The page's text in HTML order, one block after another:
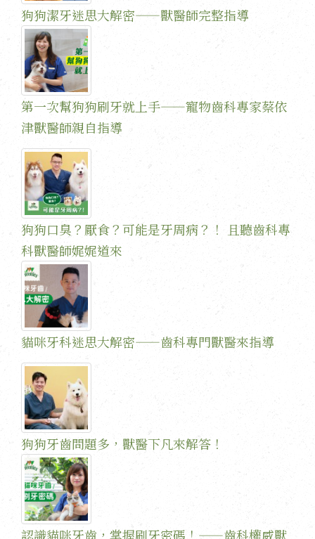
狗狗潔牙迷思大解密——獸醫師完整指導
第一次幫狗狗刷牙就上手——寵物齒科專家蔡依
津獸醫師親自指導
狗狗口臭？厭食？可能是牙周病？！ 且聽齒科專
科獸醫師娓娓道來
貓咪牙科迷思大解密——齒科專門獸醫來指導
狗狗牙齒問題多，獸醫下凡來解答！
​認識貓咪牙齒，掌握刷牙密碼！——齒科權威獸